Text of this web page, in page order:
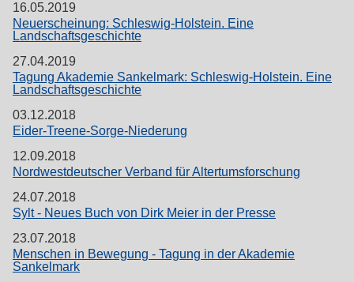
16.05.2019
Neuerscheinung: Schleswig-Holstein. Eine
Landschaftsgeschichte
27.04.2019
Tagung Akademie Sankelmark: Schleswig-Holstein. Eine
Landschaftsgeschichte
03.12.2018
Eider-Treene-Sorge-Niederung
12.09.2018
Nordwestdeutscher Verband für Altertumsforschung
24.07.2018
Sylt - Neues Buch von Dirk Meier in der Presse
23.07.2018
Menschen in Bewegung - Tagung in der Akademie
Sankelmark